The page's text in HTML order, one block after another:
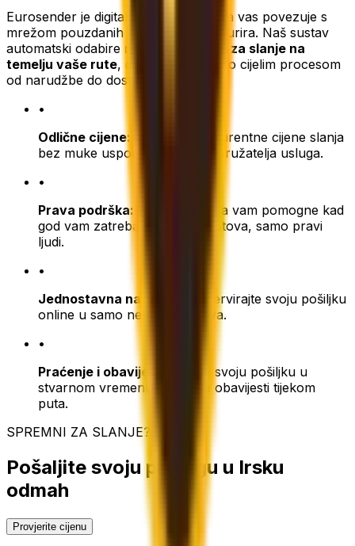
Eurosender je digitalna platforma koja vas povezuje s
mrežom pouzdanih međunarodnih kurira. Naš sustav
automatski odabire najbolje rješenje za slanje na
temelju vaše rute, dok mi upravljamo cijelim procesom
od narudžbe do dostave.
•
Odlične cijene: ostvarite konkurentne cijene slanja
bez muke uspoređivanja više pružatelja usluga.
•
Prava podrška: naš tim tu je da vam pomogne kad
god vam zatreba – bez chatbotova, samo pravi
ljudi.
•
Jednostavna narudžba:
rezervirajte svoju pošiljku
online u samo nekoliko klikova.
•
Praćenje i obavijesti:
pratite svoju pošiljku u
stvarnom vremenu i primajte obavijesti tijekom
puta.
SPREMNI ZA SLANJE?
Pošaljite svoju prtljagu u Irsku
odmah
Provjerite cijenu